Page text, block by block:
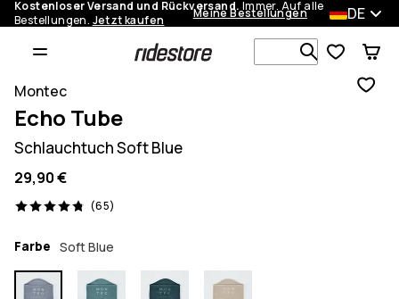
Kostenloser Versand und Rückversand. Immer. Auf alle
Bestellungen. Jetzt kaufen Meine Bestellungen DE
Montec
Echo Tube
Schlauchtuch Soft Blue
29,90 €
(65)
65 Reviews, 4.8/5
Farbe Soft Blue